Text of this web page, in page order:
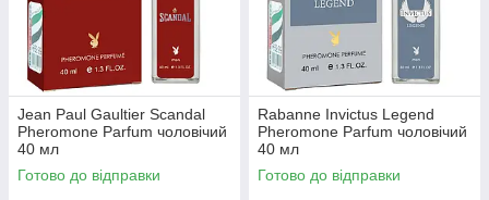
Jean Paul Gaultier Scandal
Pheromone Parfum чоловічий
40 мл
Готово до відправки
Rabanne Invictus Legend
Pheromone Parfum чоловічий
40 мл
Готово до відправки